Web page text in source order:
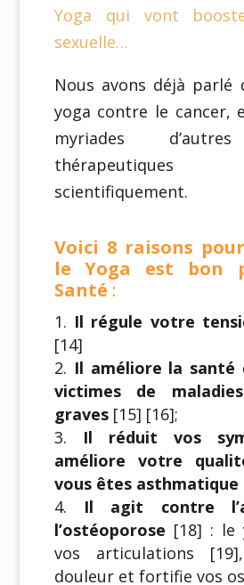
Yoga qui vont
sexuelle…
Nous avons déjà parlé
yoga contre le cancer,
myriades
thérapeutiques
scientifiquement.
Voici 8 raisons
le Yoga est bon
Santé :
Il régule votre
[14]
Il améliore la santé
victimes de
graves[15] [16];
Il réduit vos
améliore votre
vous êtes asthmatique
Il agit contre
l’ostéoporose [18] : le
vos articulations
douleur et fortifie vos